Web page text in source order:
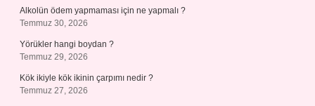
Alkolün ödem yapmaması için ne yapmalı ?
Temmuz 30, 2026
Yörükler hangi boydan ?
Temmuz 29, 2026
Kök ikiyle kök ikinin çarpımı nedir ?
Temmuz 27, 2026